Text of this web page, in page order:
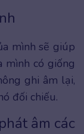
mình sẽ giúp
mình có giống
ghi âm lại,
đối chiếu.
âm các